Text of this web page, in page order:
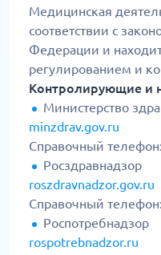
Медицинская
соответствии с
Федерации и
регулированием и
Контролирующие и
Министерство
minzdrav.gov.ru
Справочный телефон:
Росздравнадзор
roszdravnadzor.gov.ru
Справочный телефон:
Роспотребнадзор
rospotrebnadzor.ru